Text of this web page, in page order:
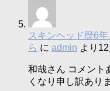
スキンヘッド歴6
ら に admin より
和哉さん コメント
くなり申し訳あり